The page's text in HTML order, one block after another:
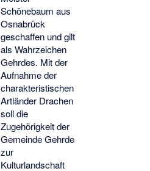
Schönebaum aus
Osnabrück
geschaffen und gilt
als Wahrzeichen
Gehrdes. Mit der
Aufnahme der
charakteristischen
Artländer Drachen
soll die
Zugehörigkeit der
Gemeinde Gehrde
zur
Kulturlandschaft